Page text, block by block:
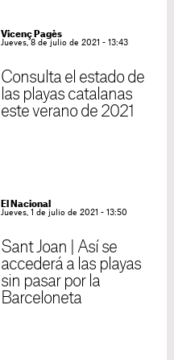
Vicenç Pagès
Jueves, 8 de julio de 2021 - 13:43
Consulta el estado de
las playas catalanas
este verano de 2021
El Nacional
Jueves, 1 de julio de 2021 - 13:50
Sant Joan | Así se
accederá a las playas
sin pasar por la
Barceloneta